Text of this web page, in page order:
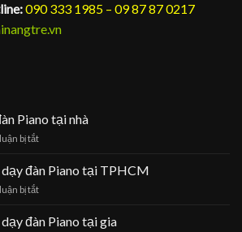
090 333 1985 – 09 87 87 0217
Piano tại nhà
bị tắtở
dạy
đàn
tại
đàn Piano tại TPHCM
bị tắtở
gia
sư
đàn Piano tại gia